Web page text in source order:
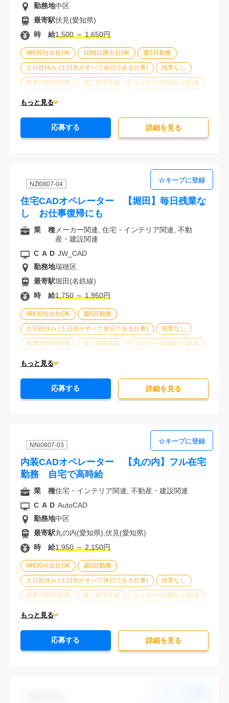
9時30分出社OK 10時以降出社OK 週5日勤務
土日祝休み (土日祝がすべて休日である仕事) 残業なし
残業20時間未満 第二新卒応援 エルダー(40歳以上)応援
ブランクOK
派遣スタッフ活躍中 未経験歓迎
もっと見る
勤務地中区
最寄駅伏見(愛知県)
時 給1,500 ～ 1,650円
応募する 詳細を⾒る
NZt0807-04
住宅CADオペレーター 【堀田】毎日残業な
し お仕事復帰にも
9時30分出社OK 週5日勤務
土日祝休み (土日祝がすべて休日である仕事) 残業なし
残業20時間未満 第二新卒応援 エルダー(40歳以上)応援
シニア(60歳以上)応援
30代活躍中 経験必須
もっと見る
業 種メーカー関連, 住宅・インテリア関連, 不動
産・建設関連
CAD JW_CAD
勤務地瑞穂区
最寄駅堀田(名鉄線)
時 給1,750 ～ 1,950円
応募する 詳細を⾒る
NNi0807-03
内装CADオペレーター 【丸の内】フル在宅
勤務 自宅で高時給
9時30分出社OK 週5日勤務
土日祝休み (土日祝がすべて休日である仕事) 残業なし
残業20時間未満 第二新卒応援 エルダー(40歳以上)応援
シニア(60歳以上)応援
20代活躍中 30代活躍中 派遣スタッフ活躍中
経験必須
もっと見る
業 種住宅・インテリア関連, 不動産・建設関連
CAD AutoCAD
勤務地中区
最寄駅丸の内(愛知県),伏見(愛知県)
時 給1,950 ～ 2,150円
応募する 詳細を⾒る